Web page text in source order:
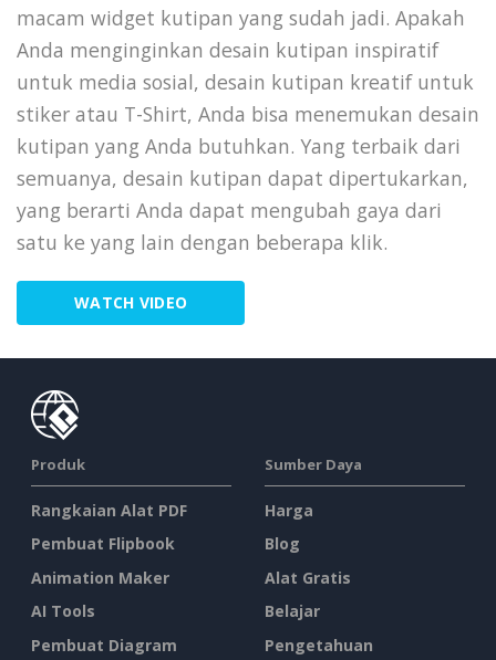
macam widget kutipan yang sudah jadi. Apakah
Anda menginginkan desain kutipan inspiratif
untuk media sosial, desain kutipan kreatif untuk
stiker atau T-Shirt, Anda bisa menemukan desain
kutipan yang Anda butuhkan. Yang terbaik dari
semuanya, desain kutipan dapat dipertukarkan,
yang berarti Anda dapat mengubah gaya dari
satu ke yang lain dengan beberapa klik.
WATCH VIDEO
Produk
Rangkaian Alat PDF
Pembuat Flipbook
Animation Maker
AI Tools
Pembuat Diagram
Sumber Daya
Harga
Blog
Alat Gratis
Belajar
Pengetahuan